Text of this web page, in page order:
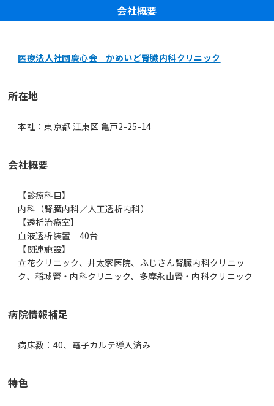
会社概要
医療法人社団慶心会 かめいど腎臓内科クリニック
所在地
本社：東京都 江東区 亀戸2-25-14
会社概要
【診療科目】
内科（腎臓内科／人工透析内科）
【透析治療室】
血液透析装置 40台
【関連施設】
立花クリニック、井太家医院、ふじさん腎臓内科クリニッ
ク、稲城腎・内科クリニック、多摩永山腎・内科クリニック
病院情報補足
病床数：40、電子カルテ導入済み
特色